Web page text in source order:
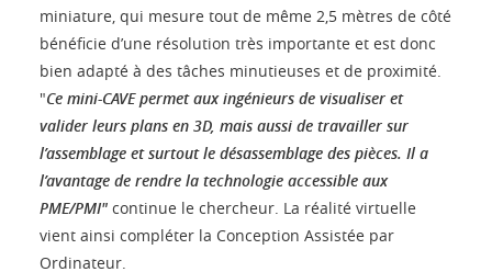
miniature, qui mesure tout de même 2,5 mètres de côté
bénéficie d’une résolution très importante et est donc
bien adapté à des tâches minutieuses et de proximité.
"Ce mini-CAVE permet aux ingénieurs de visualiser et
valider leurs plans en 3D, mais aussi de travailler sur
l’assemblage et surtout le désassemblage des pièces. Il a
l’avantage de rendre la technologie accessible aux
PME/PMI" continue le chercheur. La réalité virtuelle
vient ainsi compléter la Conception Assistée par
Ordinateur.